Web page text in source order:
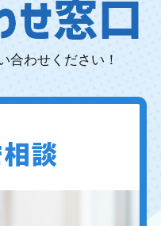
合わせください！